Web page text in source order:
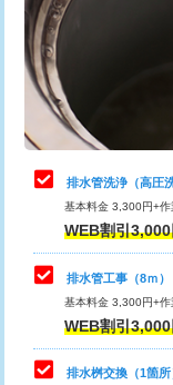
管・ポリ管・HT管
排水管工事（土の
業）
排水管工事（排水
排水管工事（追加
え）
マス交換（土の掘
マス交換（深さ50
マス交換（深さ50
コンクリート斫り
桝清掃
止水・漏水調査・
理・調整・分解・
止水・漏水調査・
理・調整・分解・
止水・漏水調査・
理・調整・分解・
その他部品の脱着
交換・取付（タン
交換・取付(単水栓
排水管洗浄（高圧
基本料金 3,300円+
WEB割引
排水管工事（8ｍ）
基本料金 3,300円+
WEB割引
排水桝交換（1箇所